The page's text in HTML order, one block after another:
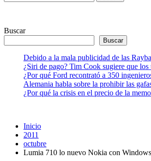
Buscar
Buscar
Debido a la mala publicidad de las
¿Siri de pago? Tim Cook sugiere que
¿Por qué Ford recontrató a 350
Alemania habla sobre la prohibir las
¿Por qué la crisis en el precio de la
Inicio
2011
octubre
Lumia 710 lo nuevo Nokia con